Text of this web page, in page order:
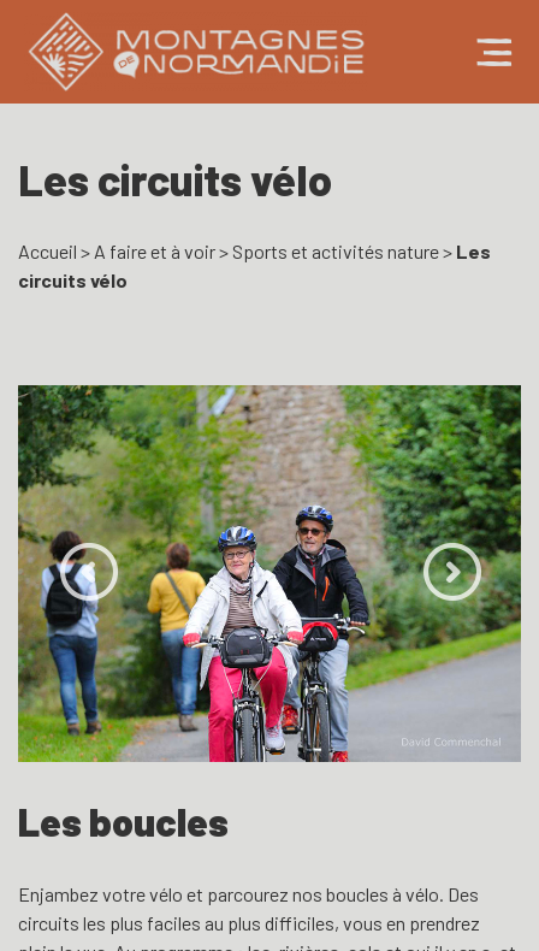
Les circuits vélo
Accueil > A faire et à voir> Sports et activités nature> Les
circuits vélo
Les boucles
Enjambez votre vélo et parcourez nos boucles à vélo. Des
circuits les plus faciles au plus difficiles, vous en prendrez